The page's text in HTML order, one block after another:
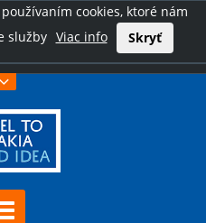
cookies, ktoré nám
služby Viac info Skryť